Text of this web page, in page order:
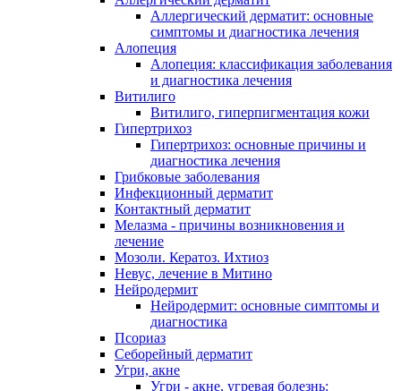
Аллергический дерматит: основные
симптомы и диагностика лечения
Алопеция
Алопеция: классификация заболевания
и диагностика лечения
Витилиго
Витилиго, гиперпигментация кожи
Гипертрихоз
Гипертрихоз: основные причины и
диагностика лечения
Грибковые заболевания
Инфекционный дерматит
Контактный дерматит
Мелазма - причины возникновения и
лечение
Мозоли. Кератоз. Ихтиоз
Невус, лечение в Митино
Нейродермит
Нейродермит: основные симптомы и
диагностика
Псориаз
Себорейный дерматит
Угри, акне
Угри - акне, угревая болезнь: